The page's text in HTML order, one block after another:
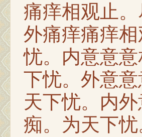
痛痒相观止
外痛痒痛痒
忧。内意意
下忧。外意
天下忧。内
痴。为天下